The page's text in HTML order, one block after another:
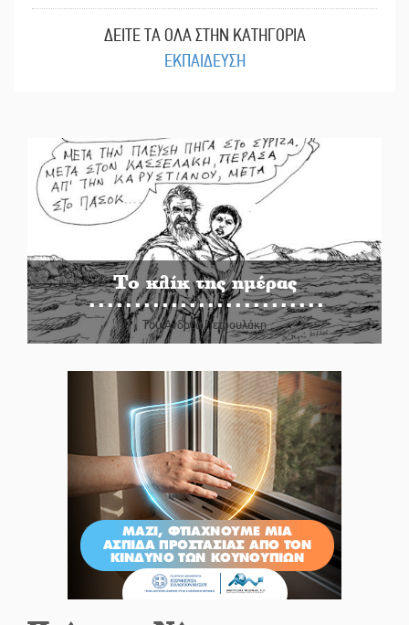
ΔΕΙΤΕ ΤΑ ΟΛΑ ΣΤΗΝ ΚΑΤΗΓΟΡΙΑ
ΕΚΠΑΙΔΕΥΣΗ
Το κλίκ της ημέρας
Του Ανδρέα Πετρουλάκη